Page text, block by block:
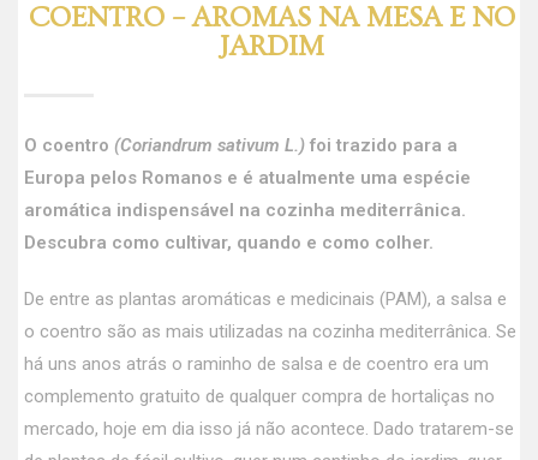
COENTRO – AROMAS NA MESA E NO
JARDIM
O coentro (Coriandrum sativum L.) foi trazido para a
Europa pelos Romanos e é atualmente uma espécie
aromática indispensável na cozinha mediterrânica.
Descubra como cultivar, quando e como colher.
De entre as plantas aromáticas e medicinais (PAM), a salsa e
o coentro são as mais utilizadas na cozinha mediterrânica. Se
há uns anos atrás o raminho de salsa e de coentro era um
complemento gratuito de qualquer compra de hortaliças no
mercado, hoje em dia isso já não acontece. Dado tratarem-se